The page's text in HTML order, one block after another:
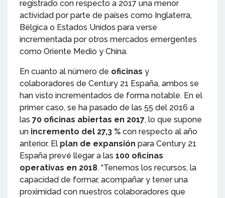
registrado con respecto a 2017 una menor
actividad por parte de países como Inglaterra,
Bélgica o Estados Unidos para verse
incrementada por otros mercados emergentes
como Oriente Medio y China.
En cuanto al número de oficinas y
colaboradores de Century 21 España, ambos se
han visto incrementados de forma notable. En el
primer caso, se ha pasado de las 55 del 2016 a
las 70 oficinas abiertas en 2017, lo que supone
un incremento del 27,3 % con respecto al año
anterior. El plan de expansión para Century 21
España prevé llegar a las 100 oficinas
operativas en 2018. “Tenemos los recursos, la
capacidad de formar, acompañar y tener una
proximidad con nuestros colaboradores que